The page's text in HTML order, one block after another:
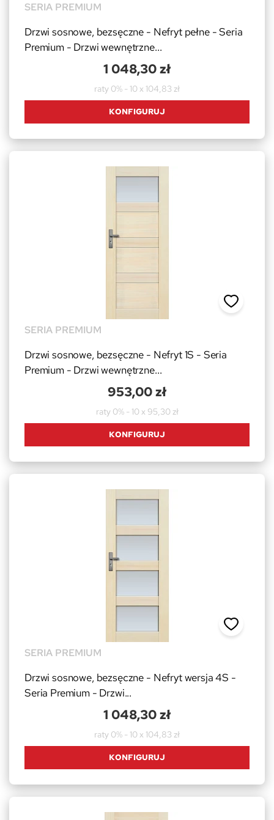
SERIA PREMIUM
Drzwi sosnowe, bezsęczne - Nefryt pełne - Seria
Premium - Drzwi wewnętrzne...
1 048,30 zł
raty 0% - 10 x 104,83 zł
KONFIGURUJ
SERIA PREMIUM
Drzwi sosnowe, bezsęczne - Nefryt 1S - Seria
Premium - Drzwi wewnętrzne...
953,00 zł
raty 0% - 10 x 95,30 zł
KONFIGURUJ
SERIA PREMIUM
Drzwi sosnowe, bezsęczne - Nefryt wersja 4S -
Seria Premium - Drzwi...
1 048,30 zł
raty 0% - 10 x 104,83 zł
KONFIGURUJ